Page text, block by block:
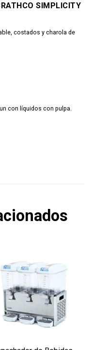
SIMPLICITY
costados y charola de
con líquidos con pulpa.